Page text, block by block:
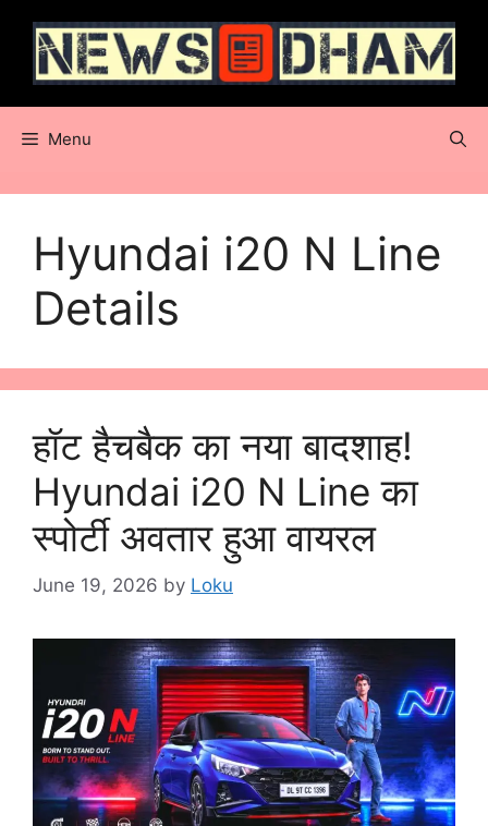
content
Menu
Hyundai i20 N Line
Details
हॉट हैचबैक का नया बादशाह!
Hyundai i20 N Line का
स्पोर्टी अवतार हुआ वायरल
June 19, 2026 by Loku